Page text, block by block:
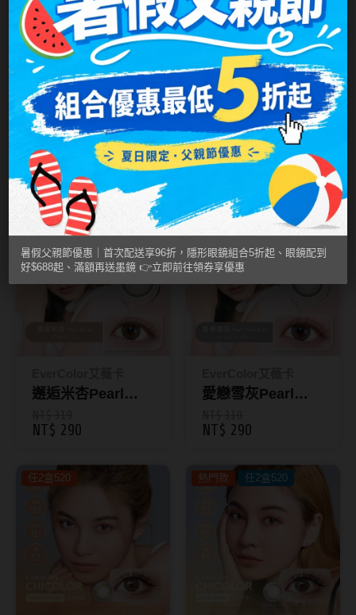
MUSE繆思女神
OPT圓瑞
Pegavision晶碩
Timido媞蜜多
Smart Vision睛靈
WiLLPAIR維樂配
日本隱眼品牌
Secret Candy Magic
神秘魔幻糖果
SEED實瞳
Candy Magic魔幻糖果
EverColor艾薇卡
Pony Pallet魔彩盤
CRYSTE晶瞳
SAMI佐美
T-Garden CRUUM
KARACON優視達
#15 典雅棕Classic
Brown｜
KARACON CHIC
CHIC 55%彩色日
拋10片裝
NT$ 299
NT$ 299
KARACON優視達
#17 慵懶灰Vibe
Gray｜KARACON
CHIC CHIC 55%彩
色日拋10片裝
NT$ 299
NT$ 299
2盒530 大直徑
邂逅米杏Pearl
10入-EverColor艾
NT$ 290
2盒530 大直徑
愛戀雪灰Pearl
日拋10入-
Natural
NT$ 290
任2盒520 熱門款 任2盒520
暑假父親節優惠｜首次配送享96折，隱形眼鏡組合5折起、眼鏡配到
好$688起、滿額再送墨鏡 👉立即前往領券享優惠